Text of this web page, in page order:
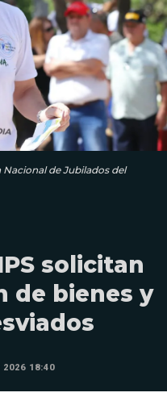
de Jubilados del
solicitan
de bienes y
2026 18:40